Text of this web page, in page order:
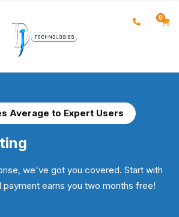
0
Average to Expert Users
we've got you covered. Start with
payment earns you two months free!